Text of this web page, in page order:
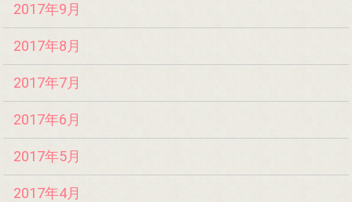
2017年9月
2017年8月
2017年7月
2017年6月
2017年5月
2017年4月